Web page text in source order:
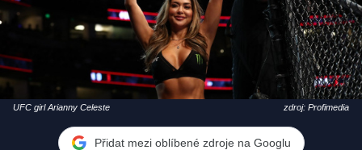
UFC girl Arianny Celeste zdroj: Profimedia
Přidat mezi oblíbené zdroje na Googlu